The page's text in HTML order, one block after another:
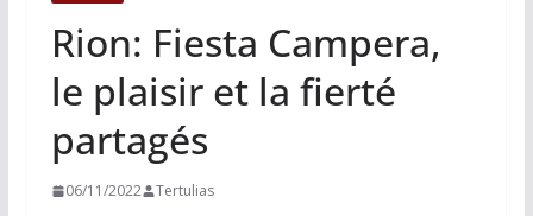
Rion: Fiesta Campera,
le plaisir et la fierté
partagés
06/11/2022 Tertulias